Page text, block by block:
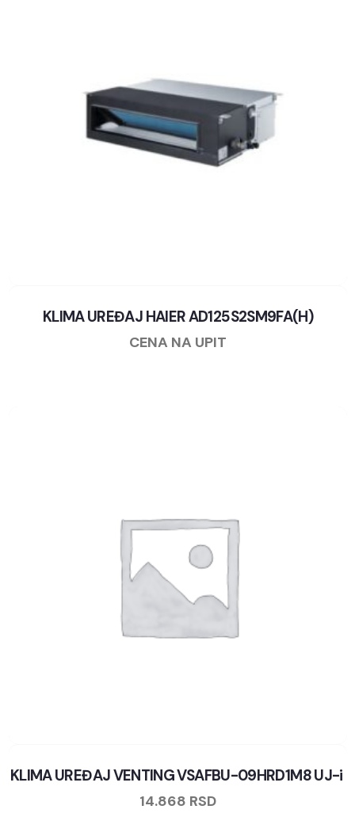
KLIMA UREĐAJ HAIER AD125S2SM9FA(H)
CENA NA UPIT
KLIMA UREĐAJ VENTING VSAFBU-09HRD1M8 UJ-i
14.868 RSD